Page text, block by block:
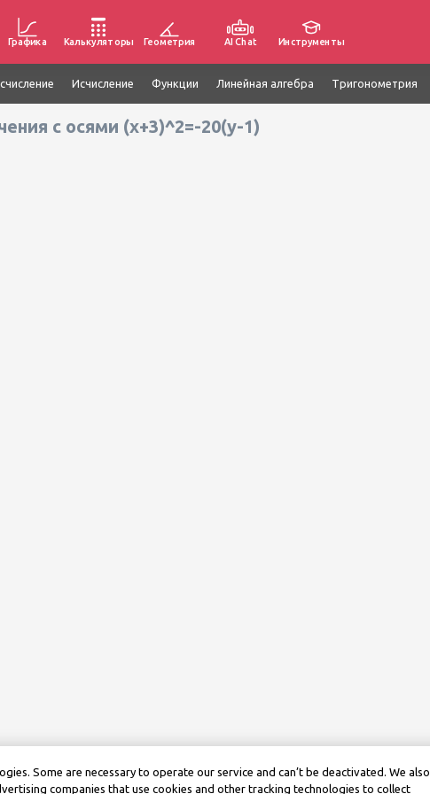
Графика Калькуляторы Геометрия AI Chat Инструменты
Исчисление Функции Линейная алгебра Тригонометрия
с осями (x+3)^2=-20(y-1)
Some are necessary to operate our service and can’t be deactivated. We also
companies that use cookies and other tracking technologies to collect